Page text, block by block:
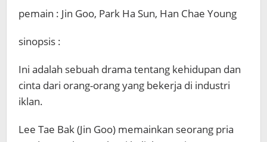
pemain : Jin Goo, Park Ha Sun, Han Chae Young
sinopsis :
Ini adalah sebuah drama tentang kehidupan dan
cinta dari orang-orang yang bekerja di industri
iklan.
Lee Tae Bak (Jin Goo) memainkan seorang pria